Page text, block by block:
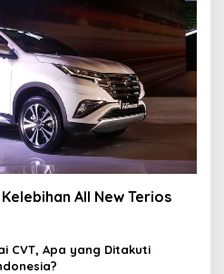
All New Terios
CVT, Apa yang Ditakuti